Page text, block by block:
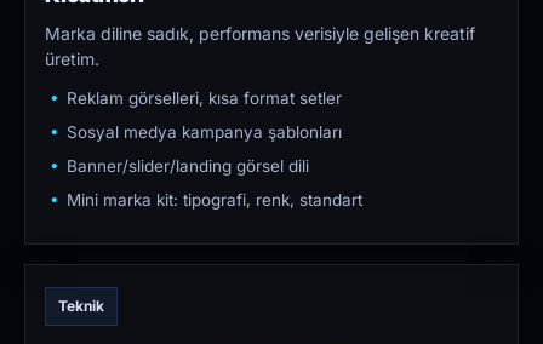
Marka diline sadık, performans verisiyle gelişen kreatif
üretim.
Reklam görselleri, kısa format setler
Sosyal medya kampanya şablonları
Banner/slider/landing görsel dili
Mini marka kit: tipografi, renk, standart
Teknik